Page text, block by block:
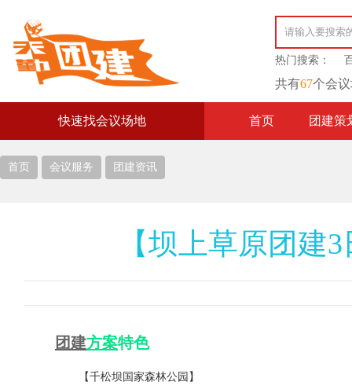
热门搜索：
共有67个会
快速找会议场地 首页 团建策
首页 会议服务 团建资讯
【坝上草原团建
团建方案特色
【千松坝国家森林公园】